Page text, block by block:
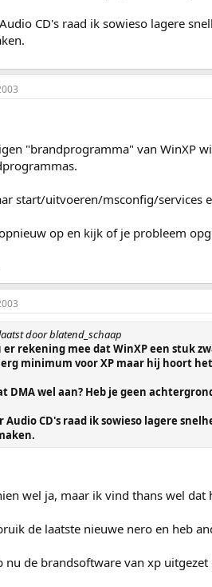
CD's raad ik sowieso lagere
"brandprogramma" van WinXP
start/uitvoeren/msconfig/services
op en kijk of je probleem
door blatend_schaap
er rekening mee dat WinXP een stuk
minimum voor XP maar hij hoort
DMA wel aan? Heb je geen
Audio CD's raad ik sowieso lagere
wel ja, maar ik vind thans wel
de laatste nieuwe nero en heb
nu de brandsoftware van xp